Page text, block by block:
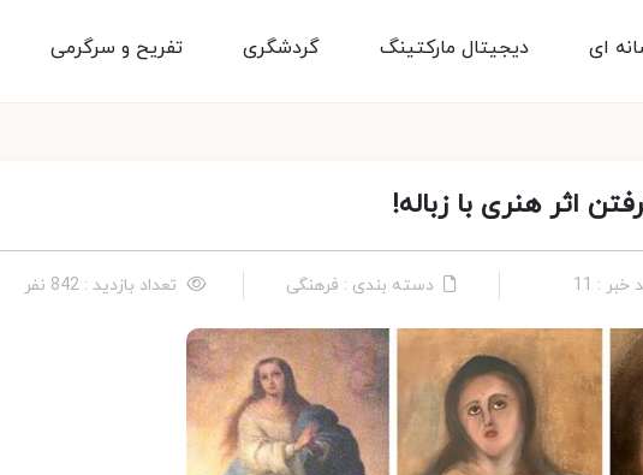
تفریح و سرگرمی گردشگری دیجیتال مارکتینگ ای
اثر هنری با زباله!
خبر : 11 دسته بندی : فرهنگی تعداد بازدید : 842 نفر